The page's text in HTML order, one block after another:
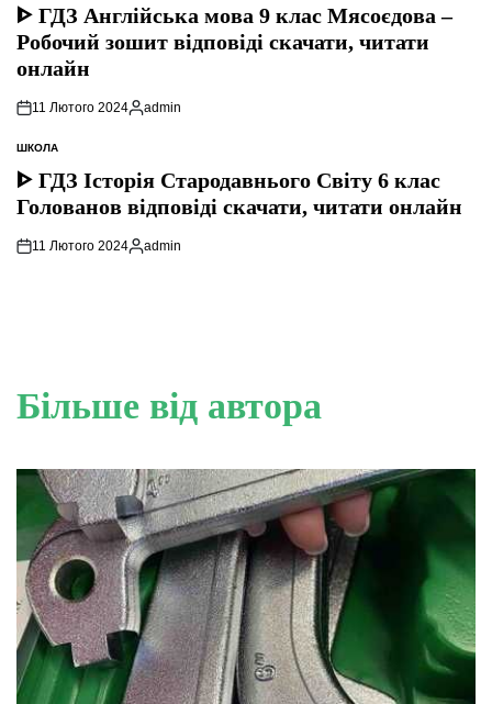
Уᐈ ГДЗ Англійська мова 9 клас Мясоєдова –
Робочий зошит відповіді скачати, читати
онлайн
11 Лютого 2024
Опубліковано
admin
ОПУБЛІКУВАТИ
У
ШКОЛА
ᐈ ГДЗ Історія Стародавнього Свiту 6 клас
Голованов відповіді скачати, читати онлайн
11 Лютого 2024
Опубліковано
admin
Більше від автора